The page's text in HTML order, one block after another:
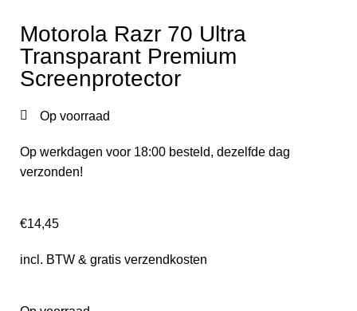
Motorola Razr 70 Ultra
Transparant Premium
Screenprotector
Op voorraad
Op werkdagen voor 18:00 besteld, dezelfde dag
verzonden!
€14,45
incl. BTW & gratis verzendkosten